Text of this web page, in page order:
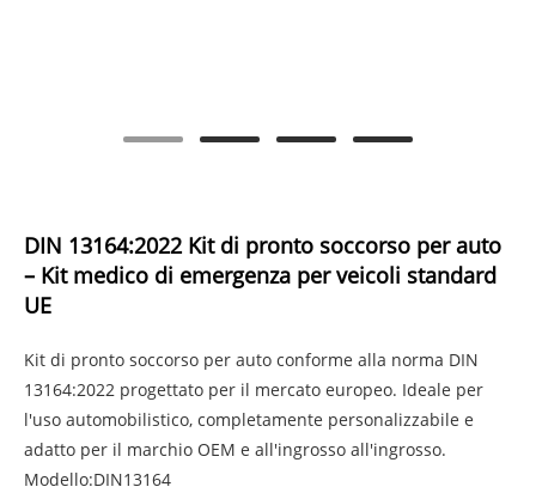
DIN 13164:2022 Kit di pronto soccorso per auto
– Kit medico di emergenza per veicoli standard
UE
Kit di pronto soccorso per auto conforme alla norma DIN
13164:2022 progettato per il mercato europeo. Ideale per
l'uso automobilistico, completamente personalizzabile e
adatto per il marchio OEM e all'ingrosso all'ingrosso.
Modello:DIN13164